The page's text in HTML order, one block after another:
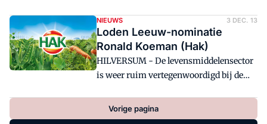
Hoogvliet is nipt tweede.
NIEUWS 3 DEC. 13
Loden Leeuw-nominatie
Ronald Koeman (Hak)
HILVERSUM - De levensmiddelensector
is weer ruim vertegenwoordigd bij de
het Tros-programma Radar. Zo is
Ronald Koeman (HAK) genomineerd
Vorige pagina